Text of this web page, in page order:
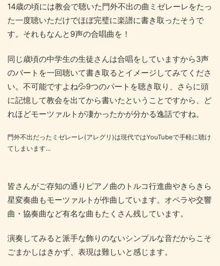
14歳の頃には教会で聴いた門外不出の曲ミゼレーレをたっ
た一度聴いただけでほぼ完璧に楽譜に書き取ったそうで
す。それもなんと9声の合唱曲を！
同じ歳頃の中学生の生徒さんは合唱をしていますから3声
のパートを一回聴いて書き取るとイメージしてみてくださ
い。不可能ですよね💦9つのパートを聴き取り、さらに頭
に記憶して教会を出てから書いたということですから、ど
れほどモーツァルトが凄かったかが分かる逸話ですね。
門外不出だったミゼレーレ(アレグリ)は現代ではYouTubeで手軽に聴け
てしまいます…
皆さんがご存知の通りピアノ曲のトルコ行進曲やきらきら
星変奏曲もモーツァルトが作曲しています。オペラや交響
曲・協奏曲など有名な曲もたくさん残しています。
演奏してみると派手な飾りのないシンプルな音だからこそ
ごまかしはきかず、表現は難しいと感じます。